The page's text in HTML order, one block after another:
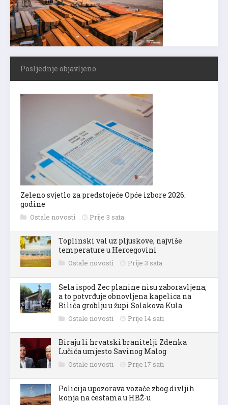
Posljednje objavljeno
Zeleno svjetlo za predstojeće Opće izbore 2026.
godine
Ostale novosti Prije 3 sata
Toplinski val uz pljuskove, najviše
temperature u Hercegovini
Ostale novosti Prije 3 sata
Sela ispod Zec planine nisu zaboravljena,
a to potvrđuje obnovljena kapelica na
Bilića groblju u župi Solakova Kula
Ostale novosti Prije 14 sati
Biraju li hrvatski branitelji Zdenka
Lučića umjesto Savinog Malog
Ostale novosti Prije 17 sati
Policija upozorava vozače zbog divljih
konja na cestama u HBŽ-u